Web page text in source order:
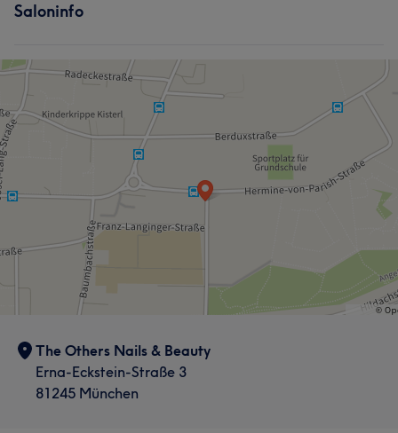
Saloninfo
The Others Nails & Beauty
Erna-Eckstein-Straße 3
81245 München